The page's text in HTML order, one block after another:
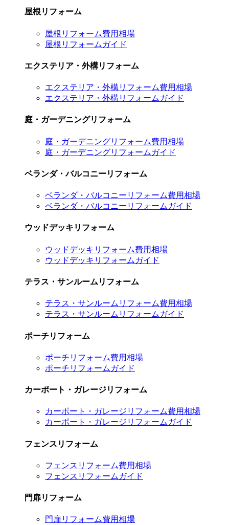
屋根リフォーム
屋根リフォーム費用相場
屋根リフォームガイド
エクステリア・外構リフォーム
エクステリア・外構リフォーム費用相場
エクステリア・外構リフォームガイド
庭・ガーデニングリフォーム
庭・ガーデニングリフォーム費用相場
庭・ガーデニングリフォームガイド
ベランダ・バルコニーリフォーム
ベランダ・バルコニーリフォーム費用相場
ベランダ・バルコニーリフォームガイド
ウッドデッキリフォーム
ウッドデッキリフォーム費用相場
ウッドデッキリフォームガイド
テラス・サンルームリフォーム
テラス・サンルームリフォーム費用相場
テラス・サンルームリフォームガイド
ポーチリフォーム
ポーチリフォーム費用相場
ポーチリフォームガイド
カーポート・ガレージリフォーム
カーポート・ガレージリフォーム費用相場
カーポート・ガレージリフォームガイド
フェンスリフォーム
フェンスリフォーム費用相場
フェンスリフォームガイド
門扉リフォーム
門扉リフォーム費用相場